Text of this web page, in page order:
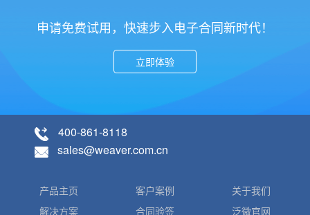
申请免费试用，快速步入电子合同新时代！
立即体验
400-861-8118
sales@weaver.com.cn
产品主页
解决方案
客户案例
合同验签
关于我们
泛微官网